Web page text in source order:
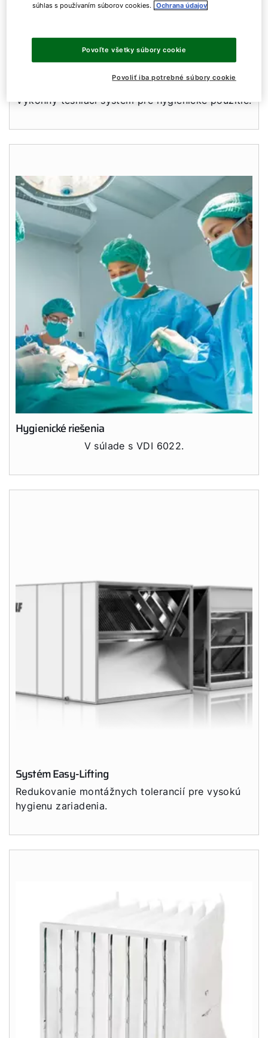
Výkonný tesniaci systém pre hygienické použitie.
Hygienické riešenia
V súlade s VDI 6022.
Systém Easy-Lifting
Redukovanie montážnych tolerancií pre vysokú
hygienu zariadenia.
Dobrý deň!
Ako vám môžeme pomôcť?
Dôležité odkazy
WOLF Akadémia
súhlas s používaním súborov cookies.
Ochrana údajov
Povoliť iba potrebné súbory cookie
Povoľte všetky súbory cookie